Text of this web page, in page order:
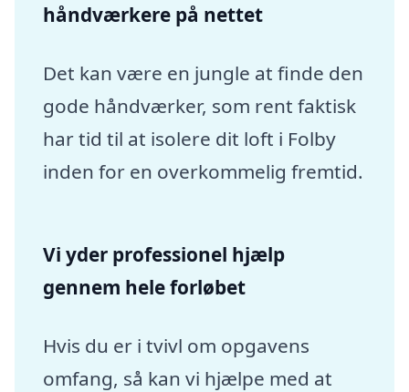
håndværkere på nettet
Det kan være en jungle at finde den
gode håndværker, som rent faktisk
har tid til at isolere dit loft i Folby
inden for en overkommelig fremtid.
Vi yder professionel hjælp
gennem hele forløbet
Hvis du er i tvivl om opgavens
omfang, så kan vi hjælpe med at